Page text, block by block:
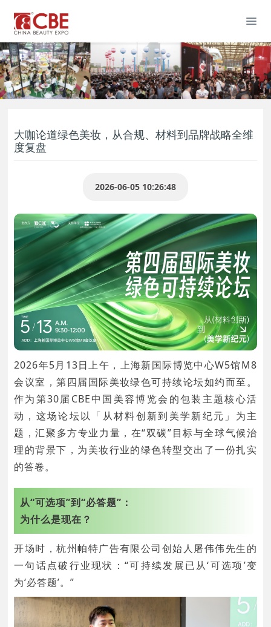
大咖论道绿色美妆，从合规、材料到品牌战略全维
度复盘
2026-06-05 10:26:48
2026年5月13日上午，上海新国际博览中心W5馆M8
会议室，第四届国际美妆绿色可持续论坛如约而至。
作为第30届CBE中国美容博览会的包装主题核心活
动，这场论坛以「从材料创新到美学新纪元」为主
题，汇聚多方专业力量，在“双碳”目标与全球气候治
理的背景下，为美妆行业的绿色转型交出了一份扎实
的答卷。
从“可选项”到“必答题”：
为什么是现在？
开场时，杭州帕特广告有限公司创始人屠伟伟先生的
一句话点破行业现状：“可持续发展已从‘可选项’变
为‘必答题’。”